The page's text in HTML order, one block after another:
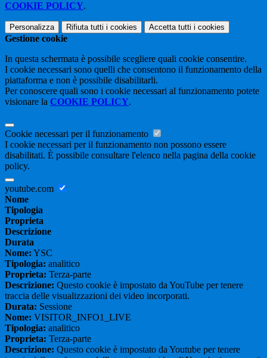
COOKIE POLICY.
Personalizza Rifiuta tutti i cookies Accetta tutti i cookies
Gestione cookie
In questa schermata è possibile scegliere quali cookie consentire.
I cookie necessari sono quelli che consentono il funzionamento della
piattaforma e non è possibile disabilitarli.
Per conoscere quali sono i cookie necessari al funzionamento potete
visionare la COOKIE POLICY.
Cookie necessari per il funzionamento
I cookie necessari per il funzionamento non possono essere
disabilitati. È possibile consultare l'elenco nella pagina della cookie
policy.
youtube.com
Nome
Tipologia
Proprieta
Descrizione
Durata
Nome: YSC
Tipologia: analitico
Proprieta: Terza-parte
Descrizione: Questo cookie è impostato da YouTube per tenere
traccia delle visualizzazioni dei video incorporati.
Durata: Sessione
Nome: VISITOR_INFO1_LIVE
Tipologia: analitico
Proprieta: Terza-parte
Descrizione: Questo cookie è impostato da Youtube per tenere